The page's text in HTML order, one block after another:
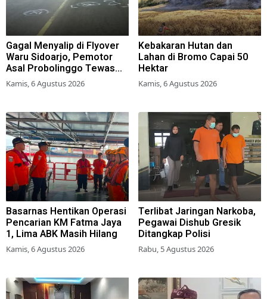
Gagal Menyalip di Flyover
Waru Sidoarjo, Pemotor
Asal Probolinggo Tewas
Tertabrak
Kamis, 6 Agustus 2026
Kebakaran Hutan dan
Lahan di Bromo Capai 50
Hektar
Kamis, 6 Agustus 2026
Basarnas Hentikan Operasi
Pencarian KM Fatma Jaya
1, Lima ABK Masih Hilang
Kamis, 6 Agustus 2026
Terlibat Jaringan Narkoba,
Pegawai Dishub Gresik
Ditangkap Polisi
Rabu, 5 Agustus 2026